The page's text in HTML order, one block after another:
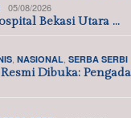
05/08/2026
Bekasi Utara …
NASIONAL SERBA SERBI
Resmi Dibuka: